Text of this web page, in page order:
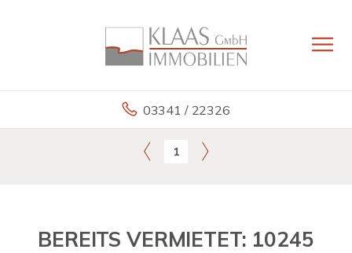
03341 / 22326
1
BEREITS VERMIETET: 10245